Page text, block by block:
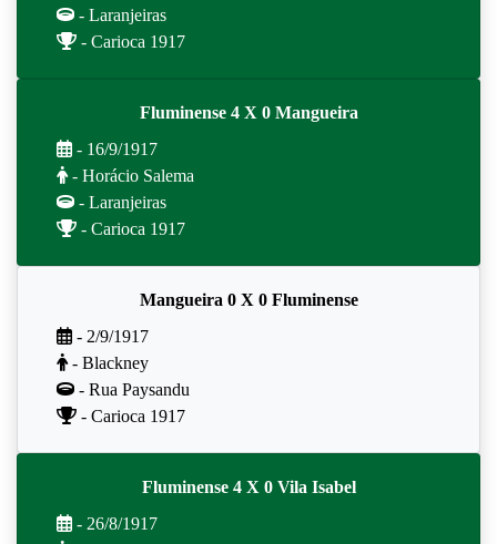
- Laranjeiras
- Carioca 1917
Fluminense 4 X 0 Mangueira
- 16/9/1917
- Horácio Salema
- Laranjeiras
- Carioca 1917
Mangueira 0 X 0 Fluminense
- 2/9/1917
- Blackney
- Rua Paysandu
- Carioca 1917
Fluminense 4 X 0 Vila Isabel
- 26/8/1917